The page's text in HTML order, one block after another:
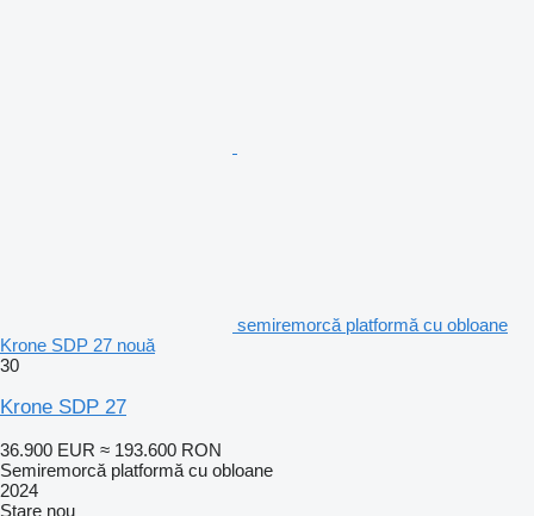
semiremorcă platformă cu obloane
Krone SDP 27 nouă
30
Krone SDP 27
36.900 EUR ≈ 193.600 RON
Semiremorcă platformă cu obloane
2024
Stare nou